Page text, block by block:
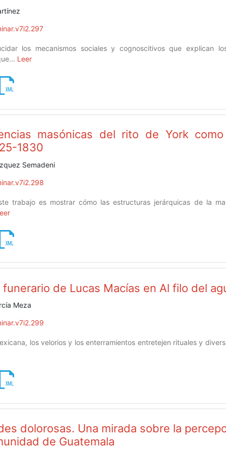
los mecanismos sociales y cognoscitivos que explican
Leer
masónicas del rito de York
1830
Semadeni
trabajo es mostrar cómo las estructuras jerárquicas de la
de Lucas Macías en Al filo del
Meza
los velorios y los enterramientos entretejen rituales y
dolorosas. Una mirada sobre la
de Guatemala